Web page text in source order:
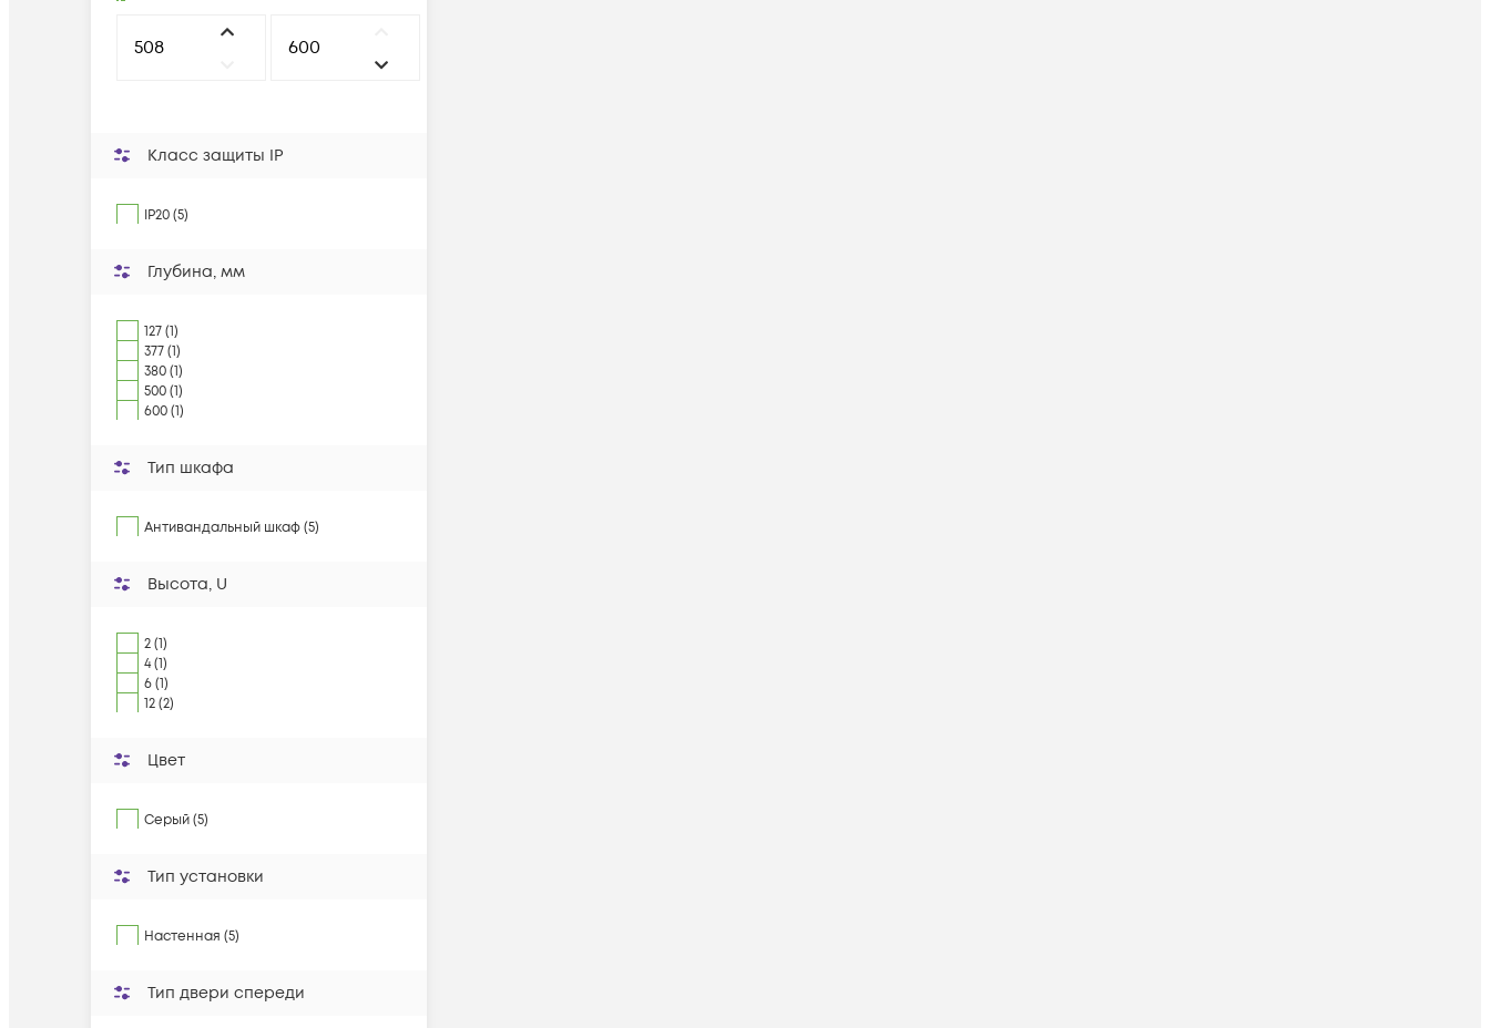
Класс защиты IP
IP20 (5)
Глубина, мм
127 (1)
377 (1)
380 (1)
500 (1)
600 (1)
Тип шкафа
Антивандальный шкаф (5)
Высота, U
2 (1)
4 (1)
6 (1)
12 (2)
Цвет
Серый (5)
Тип установки
Настенная (5)
Тип двери спереди